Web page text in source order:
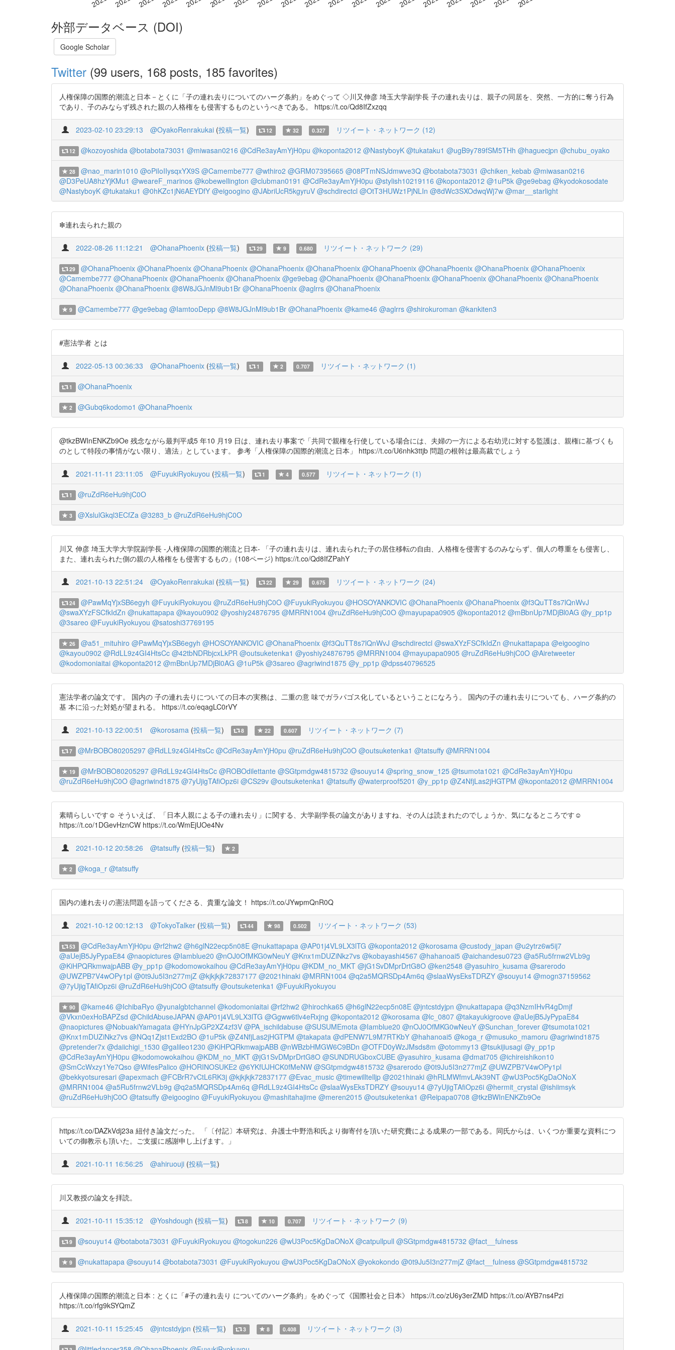
外部データベース (DOI)
Google Scholar
Twitter (99 users, 168 posts, 185 favorites)
人権保障の国際的潮流と日本－とくに「子の連れ去りについてのハーグ条約」をめぐって ◇川又伸彦 埼玉大学副学長 子の連れ去りは、親子の同居を、突然、一方的に奪う行為
であり、子のみならず残された親の人格権をも侵害するものというべきである。 https://t.co/Qd8IfZxzqq
2023-02-10 23:29:13 @OyakoRenrakukai (投稿一覧) 12 32 0.327 リツイート・ネットワーク (12)
12 @kozoyoshida @botabota73031 @miwasan0216 @CdRe3ayAmYjH0pu @koponta2012 @NastyboyK @tukataku1 @ugB9y789fSM5THh @haguecjpn @chubu_oyako
28 @nao_marin1010 @oPiIoIIysqxYX9S @Camembe777 @wthiro2 @GRM07395665 @08PTmNSJdmwve3Q @botabota73031 @chiken_kebab @miwasan0216
@D3PeUA8hzYjKMu1 @weareF_marinos @kobewellington @clubman0191 @CdRe3ayAmYjH0pu @stylish10219116 @koponta2012 @1uP5k @ge9ebag @kyodokosodate
@NastyboyK @tukataku1 @0hKZc1jN6AEYDfY @eigoogino @JAbriUcR5kgyruV @schdirectcl @OtT3HUWz1PjNLIn @8dWc3SXOdwqWj7w @mar__starlight
❇連れ去られた親の
2022-08-26 11:12:21 @OhanaPhoenix (投稿一覧) 29 9 0.680 リツイート・ネットワーク (29)
29 @OhanaPhoenix @OhanaPhoenix @OhanaPhoenix @OhanaPhoenix @OhanaPhoenix @OhanaPhoenix @OhanaPhoenix @OhanaPhoenix @OhanaPhoenix
@Camembe777 @OhanaPhoenix @OhanaPhoenix @OhanaPhoenix @ge9ebag @OhanaPhoenix @OhanaPhoenix @OhanaPhoenix @OhanaPhoenix @OhanaPhoenix
@OhanaPhoenix @OhanaPhoenix @8W8JGJnMl9ub1Br @OhanaPhoenix @aglrrs @OhanaPhoenix
9 @Camembe777 @ge9ebag @IamtooDepp @8W8JGJnMl9ub1Br @OhanaPhoenix @kame46 @aglrrs @shirokuroman @kankiten3
#憲法学者 とは
2022-05-13 00:36:33 @OhanaPhoenix (投稿一覧) 1 2 0.707 リツイート・ネットワーク (1)
1 @OhanaPhoenix
2 @Gubq6kodomo1 @OhanaPhoenix
@tkzBWInENKZb9Oe 残念ながら最判平成5 年10 月19 日は、連れ去り事案で「共同で親権を行使している場合には、夫婦の一方による右幼児に対する監護は、親権に基づくも
のとして特段の事情がない限り、適法」としています。 参考「人権保障の国際的潮流と日本」 https://t.co/U6nhk3ttjb 問題の根幹は最高裁でしょう
2021-11-11 23:11:05 @FuyukiRyokuyou (投稿一覧) 1 4 0.577 リツイート・ネットワーク (1)
1 @ruZdR6eHu9hjC0O
3 @XslulGkql3ECfZa @3283_b @ruZdR6eHu9hjC0O
川又 伸彦 埼玉大学大学院副学長 -人権保障の国際的潮流と日本- 「子の連れ去りは、連れ去られた子の居住移転の自由、人格権を侵害するのみならず、個人の尊重をも侵害し、
また、連れ去られた側の親の人格権をも侵害するもの」(108ページ) https://t.co/Qd8IfZPahY
2021-10-13 22:51:24 @OyakoRenrakukai (投稿一覧) 22 29 0.675 リツイート・ネットワーク (24)
24 @PawMqYjxSB6egyh @FuyukiRyokuyou @ruZdR6eHu9hjC0O @FuyukiRyokuyou @HOSOYANKOVIC @OhanaPhoenix @OhanaPhoenix @f3QuTT8s7lQnWvJ
@swaXYzFSCfkIdZn @nukattapapa @kayou0902 @yoshiy24876795 @MRRN1004 @ruZdR6eHu9hjC0O @mayupapa0905 @koponta2012 @mBbnUp7MDjBl0AG @y_pp1p
@3sareo @FuyukiRyokuyou @satoshi37769195
26 @a51_mituhiro @PawMqYjxSB6egyh @HOSOYANKOVIC @OhanaPhoenix @f3QuTT8s7lQnWvJ @schdirectcl @swaXYzFSCfkIdZn @nukattapapa @eigoogino
@kayou0902 @RdLL9z4GI4HtsCc @42tbNDRbjcxLkPR @outsuketenka1 @yoshiy24876795 @MRRN1004 @mayupapa0905 @ruZdR6eHu9hjC0O @Airetweeter
@kodomoniaitai @koponta2012 @mBbnUp7MDjBl0AG @1uP5k @3sareo @agriwind1875 @y_pp1p @dpss40796525
憲法学者の論文です。 国内の 子の連れ去りについての日本の実務は、二重の意 味でガラパゴス化しているということになろう。 国内の子の連れ去りについても、ハーグ条約の
基 本に沿った対処が望まれる。 https://t.co/eqagLC0rVY
2021-10-13 22:00:51 @korosama (投稿一覧) 8 22 0.607 リツイート・ネットワーク (7)
7 @MrBOBO80205297 @RdLL9z4GI4HtsCc @CdRe3ayAmYjH0pu @ruZdR6eHu9hjC0O @outsuketenka1 @tatsuffy @MRRN1004
19 @MrBOBO80205297 @RdLL9z4GI4HtsCc @ROBOdilettante @SGtpmdgw4815732 @souyu14 @spring_snow_125 @tsumota1021 @CdRe3ayAmYjH0pu
@ruZdR6eHu9hjC0O @agriwind1875 @7yUjigTAfiOpz6i @CS29v @outsuketenka1 @tatsuffy @waterproof5201 @y_pp1p @Z4NfjLas2jHGTPM @koponta2012 @MRRN1004
素晴らしいです☺️ そういえば、「日本人親による子の連れ去り」に関する、大学副学長の論文がありますね、その人は読まれたのでしょうか、気になるところです☺️
https://t.co/1DGevHznCW https://t.co/WmEjUOe4Nv
2021-10-12 20:58:26 @tatsuffy (投稿一覧) 2
2 @koga_r @tatsuffy
国内の連れ去りの憲法問題を語ってくださる、貴重な論文！ https://t.co/JYwpmQnR0Q
2021-10-12 00:12:13 @TokyoTalker (投稿一覧) 44 98 0.502 リツイート・ネットワーク (53)
53 @CdRe3ayAmYjH0pu @rf2hw2 @h6glN22ecp5n08E @nukattapapa @AP01j4VL9LX3lTG @koponta2012 @korosama @custody_japan @u2ytrz6w5ij7
@aUejB5JyPypaE84 @naopictures @Iamblue20 @nOJ0OfMKG0wNeuY @Knx1mDUZiNkz7vs @kobayashi4567 @hahanoai5 @aichandesu0723 @a5Ru5frnw2VLb9g
@KiHPQRkmwajpABB @y_pp1p @kodomowokaihou @CdRe3ayAmYjH0pu @KDM_no_MKT @jG1SvDMprDrtG8O @ken2548 @yasuhiro_kusama @sarerodo
@UWZPB7V4wOPy1pl @0t9Ju5I3n277mjZ @kjkjkjk72837177 @2021hinaki @MRRN1004 @q2a5MQRSDp4Am6q @slaaWysEksTDRZY @souyu14 @mogn37159562
@7yUjigTAfiOpz6i @ruZdR6eHu9hjC0O @tatsuffy @outsuketenka1 @FuyukiRyokuyou
90 @kame46 @IchibaRyo @yunalgbtchannel @kodomoniaitai @rf2hw2 @hirochka65 @h6glN22ecp5n08E @jntcstdyjpn @nukattapapa @q3NzmIHvR4gDmjf
@Vkxn0exHoBAPZsd @ChildAbuseJAPAN @AP01j4VL9LX3lTG @Ggww6tlv4eRxjng @koponta2012 @korosama @lc_0807 @takayukigroove @aUejB5JyPypaE84
@naopictures @NobuakiYamagata @HYnJpGP2XZ4zf3V @PA_ischildabuse @SUSUMEmota @Iamblue20 @nOJ0OfMKG0wNeuY @Sunchan_forever @tsumota1021
@Knx1mDUZiNkz7vs @NQq1Zjst1Exd2BO @1uP5k @Z4NfjLas2jHGTPM @takapata @dPENW7L9M7RTKbY @hahanoai5 @koga_r @musuko_mamoru @agriwind1875
@pretender7x @daiichigi_1530 @galileo1230 @KiHPQRkmwajpABB @nWBzbHMGW6C9BDn @OTFD0yWzJMsds8m @otommy13 @tsukijiusagi @y_pp1p
@CdRe3ayAmYjH0pu @kodomowokaihou @KDM_no_MKT @jG1SvDMprDrtG8O @SUNDRUGboxCUBE @yasuhiro_kusama @dmat705 @ichireishikon10
@SmCcWxzy1Ye7Qso @WifesPalico @HORINOSUKE2 @6YKfUJHCK0fMeNW @SGtpmdgw4815732 @sarerodo @0t9Ju5I3n277mjZ @UWZPB7V4wOPy1pl
@bekkyotsuresari @apexmach @FCBrR7vCtL6RK3j @kjkjkjk72837177 @Evac_music @timewilltelljp @2021hinaki @hRLMWfmvLAk39NT @wU3Poc5KgDaONoX
@MRRN1004 @a5Ru5frnw2VLb9g @q2a5MQRSDp4Am6q @RdLL9z4GI4HtsCc @slaaWysEksTDRZY @souyu14 @7yUjigTAfiOpz6i @hermit_crystal @ishiimsyk
@ruZdR6eHu9hjC0O @tatsuffy @eigoogino @FuyukiRyokuyou @mashitahajime @meren2015 @outsuketenka1 @Reipapa0708 @tkzBWInENKZb9Oe
https://t.co/DAZkVdj23a 紐付き論文だった。 「〔付記〕本研究は、弁護士中野浩和氏より御寄付を頂いた研究費による成果の一部である。同氏からは、いくつか重要な資料につ
いての御教示も頂いた。ご支援に感謝申し上げます。」
2021-10-11 16:56:25 @ahiruouji (投稿一覧)
川又教授の論文を拝読。
2021-10-11 15:35:12 @Yoshdough (投稿一覧) 8 10 0.707 リツイート・ネットワーク (9)
9 @souyu14 @botabota73031 @FuyukiRyokuyou @togokun226 @wU3Poc5KgDaONoX @catpullpull @SGtpmdgw4815732 @fact__fulness
9 @nukattapapa @souyu14 @botabota73031 @FuyukiRyokuyou @wU3Poc5KgDaONoX @yokokondo @0t9Ju5I3n277mjZ @fact__fulness @SGtpmdgw4815732
人権保障の国際的潮流と日本 : とくに「#子の連れ去り についてのハーグ条約」をめぐって《国際社会と日本》 https://t.co/zU6y3erZMD https://t.co/AYB7ns4Pzi
https://t.co/rfg9kSYQmZ
2021-10-11 15:25:45 @jntcstdyjpn (投稿一覧) 3 8 0.408 リツイート・ネットワーク (3)